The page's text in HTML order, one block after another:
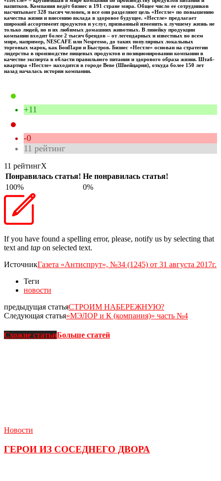
напитков. Компания ведёт бизнес в 191 стране мира. Общее число ее сотрудников
насчитывает 328 тысяч человек, и все они разделяют цель «Нестле» по повышению
качества жизни и внесению вклада в здоровое будущее. «Нестле» предлагает
широкий ассортимент продуктов и услуг, призванный изменить к лучшему жизнь не
только людей, но и их любимых домашних животных. В линейку продукции
компании входит более 2 тысяч брендов – от легендарных и известных во всем
мире, например, NESCAFE или Nespresso, до таких популярных локальных
торговых марок, как БонПари и Быстров. Бизнес «Нестле» основан на стратегии
лидерства в производстве пищевых продуктов и позиционировании компании в
качестве эксперта в области правильного питания и здорового образа жизни. Штаб-
квартира «Нестле» находится в городе Веве (Швейцария), откуда более 150 лет
назад началась история компании.
+11
-0
11 рейтинг
11 рейтингX
Понравилась статья! Не понравилась статья!
100%
0%
If you have found a spelling error, please, notify us by selecting that
text and tap on selected text.
ИсточникГазета «Антиспрут», №34 (1245) от 31 августа 2017г.
Теги
новости
предыдущая статьяСТРОИМ НАБЕРЕЖНУЮ?
Следующая статья«МЭЛОР и К (компания)» часть №4
Схожие статьиБольше статей
Новости
ГЕРОИ ИЗ СОСЕДНЕГО ДВОРА